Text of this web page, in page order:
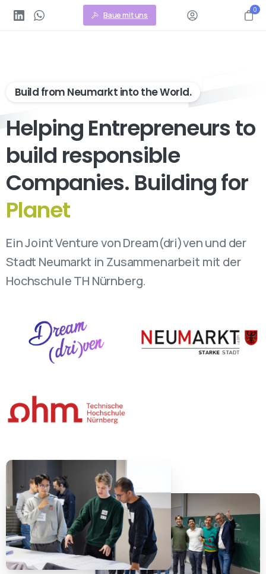
Baue mit uns
0
Build from Neumarkt into the World.
Helping Entrepreneurs to
build responsible
Companies. Building for
People
Ein Joint Venture von Dream(dri)ven und der
Stadt Neumarkt in Zusammenarbeit mit der
Hochschule TH Nürnberg.